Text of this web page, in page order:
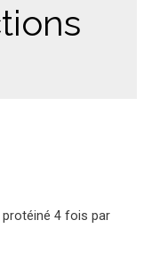
protéiné 4 fois par